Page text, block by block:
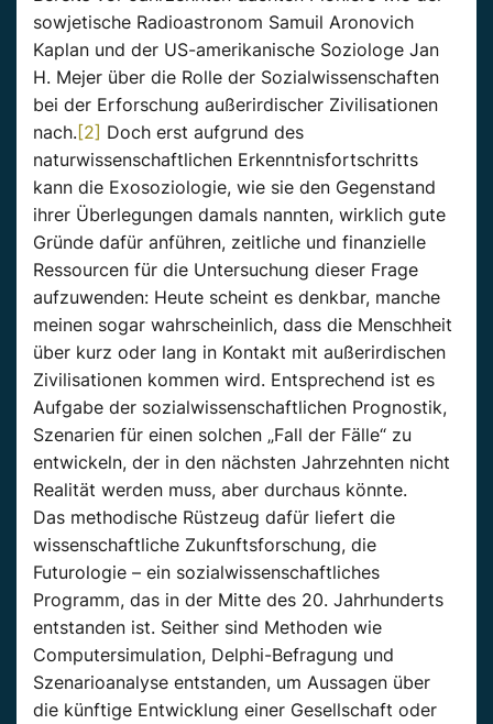
sowjetische Radioastronom Samuil Aronovich
Kaplan und der US-amerikanische Soziologe Jan
H. Mejer über die Rolle der Sozialwissenschaften
bei der Erforschung außerirdischer Zivilisationen
nach.[2] Doch erst aufgrund des
naturwissenschaftlichen Erkenntnisfortschritts
kann die Exosoziologie, wie sie den Gegenstand
ihrer Überlegungen damals nannten, wirklich gute
Gründe dafür anführen, zeitliche und finanzielle
Ressourcen für die Untersuchung dieser Frage
aufzuwenden: Heute scheint es denkbar, manche
meinen sogar wahrscheinlich, dass die Menschheit
über kurz oder lang in Kontakt mit außerirdischen
Zivilisationen kommen wird. Entsprechend ist es
Aufgabe der sozialwissenschaftlichen Prognostik,
Szenarien für einen solchen „Fall der Fälle“ zu
entwickeln, der in den nächsten Jahrzehnten nicht
Realität werden muss, aber durchaus könnte.
Das methodische Rüstzeug dafür liefert die
wissenschaftliche Zukunftsforschung, die
Futurologie – ein sozialwissenschaftliches
Programm, das in der Mitte des 20. Jahrhunderts
entstanden ist. Seither sind Methoden wie
Computersimulation, Delphi-Befragung und
Szenarioanalyse entstanden, um Aussagen über
die künftige Entwicklung einer Gesellschaft oder